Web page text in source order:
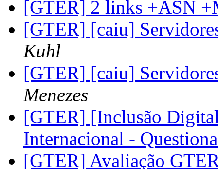
[GTER] 2 links +ASN
[GTER] [caiu]
Kuhl
[GTER] [caiu]
Menezes
[GTER] [Inclusão
Internacional -
[GTER] Avaliação